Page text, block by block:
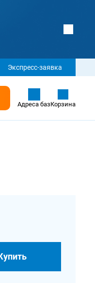
Экспресс-заявка
Адреса базКорзина